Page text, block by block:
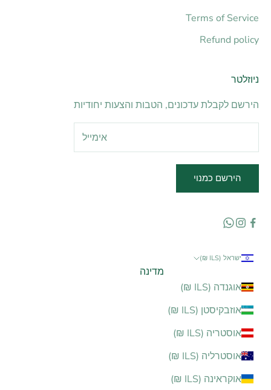
Terms of Service
Refund policy
ניוזלטר
הירשם לקבלת עדכונים, הטבות והצעות יחודיות
הירשם כמנוי
ישראל (ILS ₪)
מדינה
אוגנדה (ILS ₪)
אוזבקיסטן (ILS ₪)
אוסטריה (ILS ₪)
אוסטרליה (ILS ₪)
אוקראינה (ILS ₪)